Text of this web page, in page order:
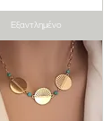
Εξαντλημένο